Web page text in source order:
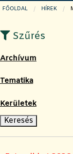
FŐOLDAL HÍREK
Szűrés
Archívum
Tematika
Kerületek